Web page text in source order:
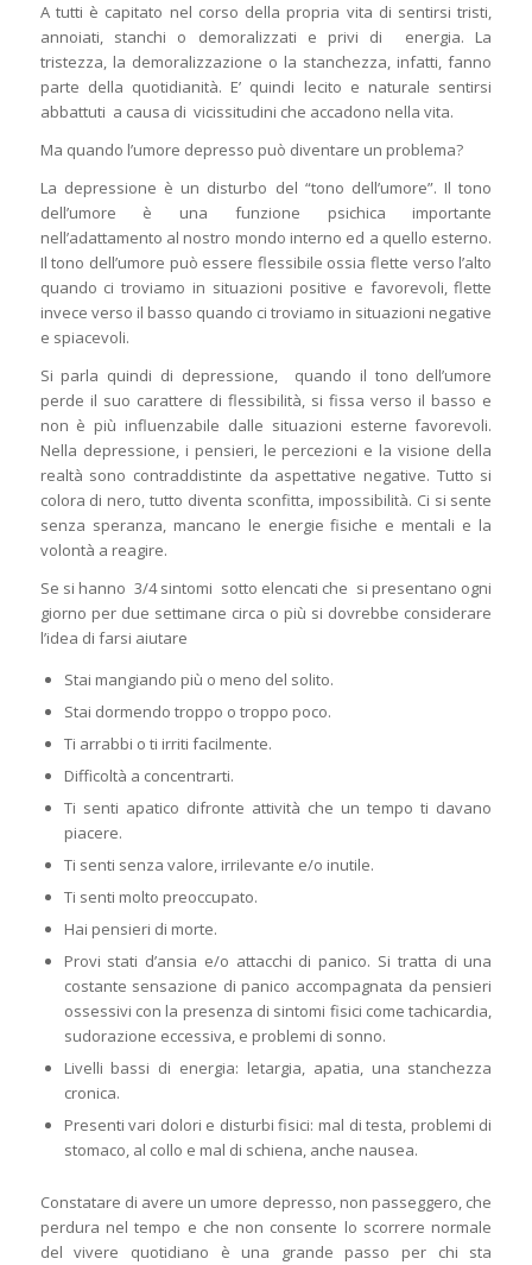
A tutti è capitato nel corso della propria vita di sentirsi tristi,
annoiati, stanchi o demoralizzati e privi di energia. La
tristezza, la demoralizzazione o la stanchezza, infatti, fanno
parte della quotidianità. E’ quindi lecito e naturale sentirsi
abbattuti a causa di vicissitudini che accadono nella vita.
Ma quando l’umore depresso può diventare un problema?
La depressione è un disturbo del “tono dell’umore”. Il tono
dell’umore è una funzione psichica importante
nell’adattamento al nostro mondo interno ed a quello esterno.
Il tono dell’umore può essere flessibile ossia flette verso l’alto
quando ci troviamo in situazioni positive e favorevoli, flette
invece verso il basso quando ci troviamo in situazioni negative
e spiacevoli.
Si parla quindi di depressione, quando il tono dell’umore
perde il suo carattere di flessibilità, si fissa verso il basso e
non è più influenzabile dalle situazioni esterne favorevoli.
Nella depressione, i pensieri, le percezioni e la visione della
realtà sono contraddistinte da aspettative negative. Tutto si
colora di nero, tutto diventa sconfitta, impossibilità. Ci si sente
senza speranza, mancano le energie fisiche e mentali e la
volontà a reagire.
Se si hanno 3/4 sintomi sotto elencati che si presentano ogni
giorno per due settimane circa o più si dovrebbe considerare
l’idea di farsi aiutare
Stai mangiando più o meno del solito.
Stai dormendo troppo o troppo poco.
Ti arrabbi o ti irriti facilmente.
Difficoltà a concentrarti.
Ti senti apatico difronte attività che un tempo ti davano
piacere.
Ti senti senza valore, irrilevante e/o inutile.
Ti senti molto preoccupato.
Hai pensieri di morte.
Provi stati d’ansia e/o attacchi di panico. Si tratta di una
costante sensazione di panico accompagnata da pensieri
ossessivi con la presenza di sintomi fisici come tachicardia,
sudorazione eccessiva, e problemi di sonno.
Livelli bassi di energia: letargia, apatia, una stanchezza
cronica.
Presenti vari dolori e disturbi fisici: mal di testa, problemi di
stomaco, al collo e mal di schiena, anche nausea.
Constatare di avere un umore depresso, non passeggero, che
perdura nel tempo e che non consente lo scorrere normale
del vivere quotidiano è una grande passo per chi sta